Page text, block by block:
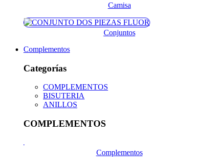
Camisa
Conjuntos
Complementos
Categorías
COMPLEMENTOS
BISUTERIA
ANILLOS
COMPLEMENTOS
Complementos